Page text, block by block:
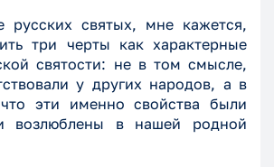
святых, мне кажется,
три черты как характерные
святости: не в том смысле,
у других народов, а в
эти именно свойства были
возлюблены в нашей родной